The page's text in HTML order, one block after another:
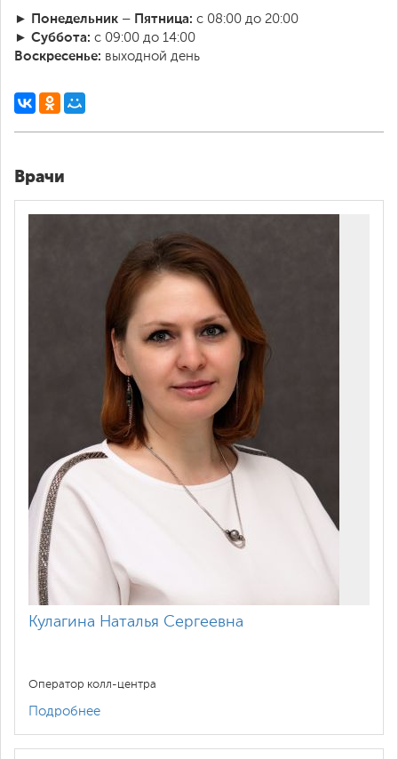
► Понедельник – Пятница: с 08:00 до 20:00
► Суббота: с 09:00 до 14:00
Воскресенье: выходной день
Врачи
Кулагина Наталья Сергеевна
Оператор колл-центра
Подробнее